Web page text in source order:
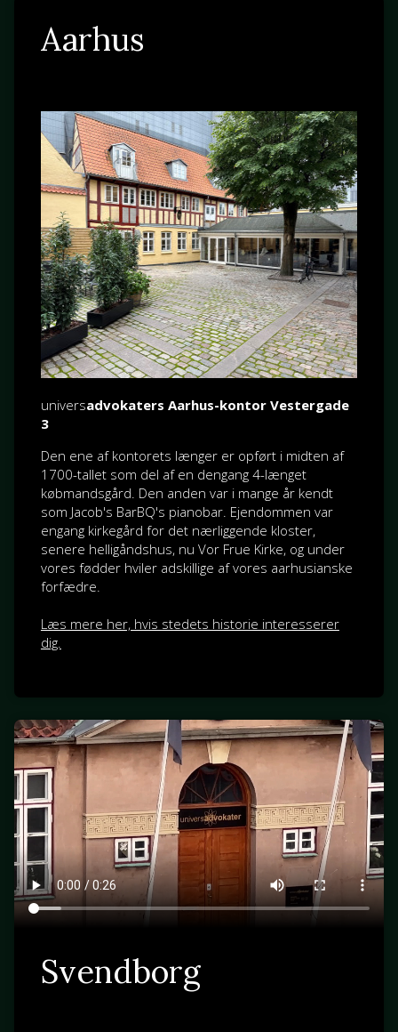
Aarhus
universadvokaters Aarhus-kontor Vestergade
3
Den ene af kontorets længer er opført i midten af
1700-tallet som del af en dengang 4-længet
købmandsgård. Den anden var i mange år kendt
som Jacob's BarBQ's pianobar. Ejendommen var
engang kirkegård for det nærliggende kloster,
senere helligåndshus, nu Vor Frue Kirke, og under
vores fødder hviler adskillige af vores aarhusianske
forfædre.
Læs mere her, hvis stedets historie interesserer
dig.
Svendborg